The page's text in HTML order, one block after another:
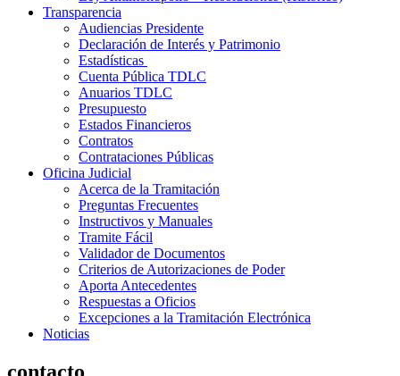
Transparencia
Audiencias Presidente
Declaración de Interés y Patrimonio
Estadísticas
Cuenta Pública TDLC
Anuarios TDLC
Presupuesto
Estados Financieros
Contratos
Contrataciones Públicas
Oficina Judicial
Acerca de la Tramitación
Preguntas Frecuentes
Instructivos y Manuales
Tramite Fácil
Validador de Documentos
Criterios de Autorizaciones de Poder
Aporta Antecedentes
Respuestas a Oficios
Excepciones a la Tramitación Electrónica
Noticias